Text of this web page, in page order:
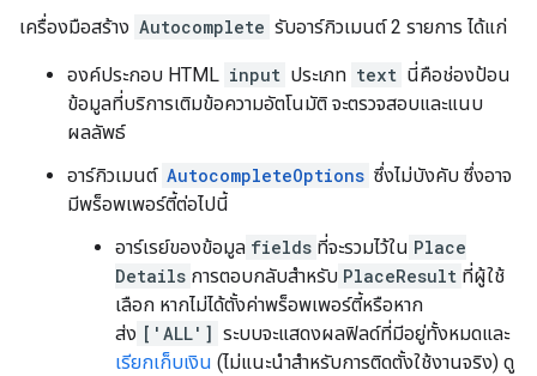
เครื่องมือสร้าง Autocomplete รับอาร์กิวเมนต์ 2 รายการ ได้แก่
องค์ประกอบ HTML input ประเภท text นี่คือช่องป้อน
ข้อมูลที่บริการเติมข้อความอัตโนมัติ จะตรวจสอบและแนบ
ผลลัพธ์
อาร์กิวเมนต์ AutocompleteOptions ซึ่งไม่บังคับ ซึ่งอาจ
มีพร็อพเพอร์ตี้ต่อไปนี้
อาร์เรย์ของข้อมูล fields ที่จะรวมไว้ใน Place
Details การตอบกลับสำหรับ PlaceResult ที่ผู้ใช้
เลือก หากไม่ได้ตั้งค่าพร็อพเพอร์ตี้หรือหาก
ส่ง ['ALL']
ระบบจะแสดงผลฟิลด์ที่มีอยู่ทั้งหมดและ
เรียกเก็บเงิน (ไม่แนะนำสำหรับการติดตั้งใช้งานจริง) ดู